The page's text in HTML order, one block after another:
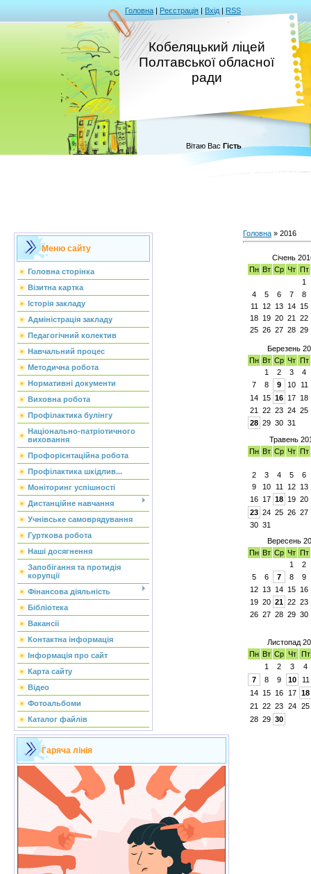
Головна | Реєстрація | Вхід | RSS
Кобеляцький ліцей
Полтавської обласної
ради
Вітаю Вас Гість
Меню сайту
Головна сторінка
Візитна картка
Історія закладу
Адміністрація закладу
Педагогічний колектив
Навчальний процес
Методична робота
Нормативні документи
Виховна робота
Профілактика булінгу
Національно-патріотичного
виховання
Профорієнтаційна робота
Профілактика шкідлив...
Моніторинг успішності
Дистанційне навчання
Учнівське самоврядування
Гурткова робота
Наші досягнення
Запобігання та протидія
корупції
Фінансова діяльність
Бібліотека
Вакансії
Контактна інформація
Інформація про сайт
Карта сайту
Відео
Фотоальбоми
Каталог файлів
Гаряча лінія
Головна » 2016
Січень
Пн Вт Ср Чт Пт
1
4
5 6 7
8
11
12 13 14 15
18 19 20 21
22
25 26 27 28 29
Березень
Пн Вт Ср Чт Пт
1
2 3
4
7
8 9 10
11
14 15 16 17 18
21
22 23 24 25
28 29 30 31
Травень
Пн Вт Ср Чт Пт
2 3 4 5
6
9
10 11 12 13
16 17 18 19 20
23 24 25 26 27
30 31
Вересень
Пн Вт Ср Чт Пт
1
2
5
6 7 8
9
12 13 14 15 16
19 20 21 22 23
26 27 28 29 30
Листопад
Пн Вт Ср Чт Пт
1
2 3
4
7
8 9 10
11
14 15 16 17 18
21
22 23 24 25
28 29 30